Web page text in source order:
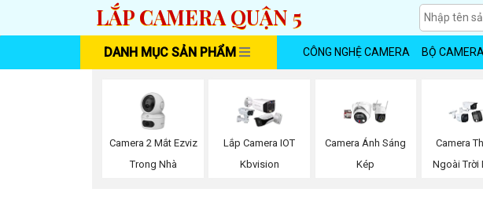
LẮP CAMERA QUẬN 5
DANH MỤC SẢN PHẨM CÔNG NGHỆ CAMERA BỘ
Camera 2 Mắt Ezviz
Trong Nhà
Lắp Camera IOT
Kbvision
Camera Ánh Sáng
Kép
Camera
Ngoài Trời